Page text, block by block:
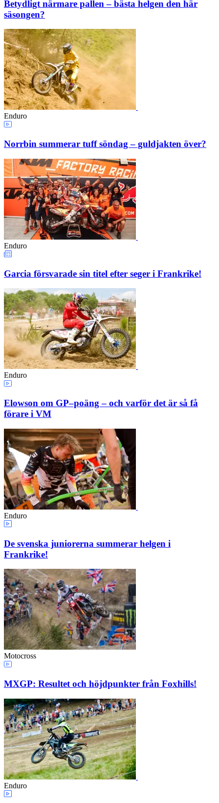
Betydligt närmare pallen – bästa helgen den här
säsongen?
Enduro
Norrbin summerar tuff söndag – guldjakten över?
Enduro
Garcia försvarade sin titel efter seger i Frankrike!
Enduro
Elowson om GP–poäng – och varför det är så få
förare i VM
Enduro
De svenska juniorerna summerar helgen i
Frankrike!
Motocross
MXGP: Resultet och höjdpunkter från Foxhills!
Enduro